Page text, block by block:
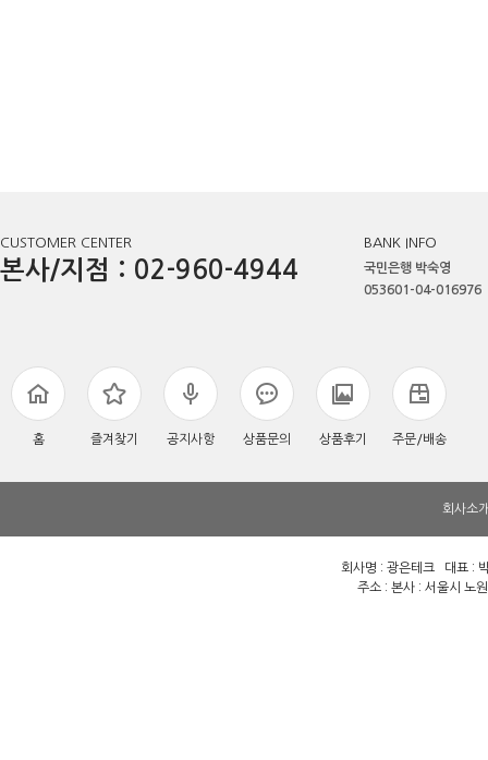
CUSTOMER CENTER
본사/지점 : 02-960-4944
BANK INFO
국민은행 박숙영
053601-04-016976
홈 즐겨찾기 공지사항 상품문의 상품후기 주문/배송
회사소
회사명 : 광은테크 대표 :
주소 : 본사 : 서울시